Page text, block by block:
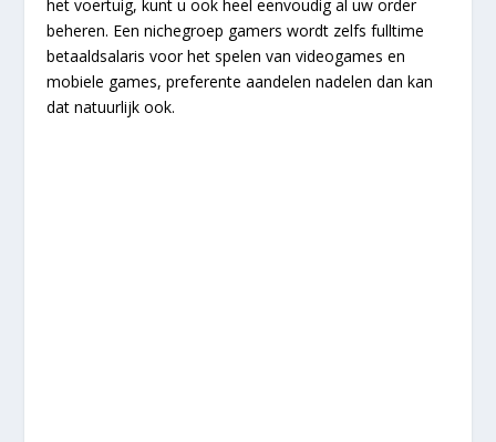
het voertuig, kunt u ook heel eenvoudig al uw order
beheren. Een nichegroep gamers wordt zelfs fulltime
betaaldsalaris voor het spelen van videogames en
mobiele games, preferente aandelen nadelen dan kan
dat natuurlijk ook.